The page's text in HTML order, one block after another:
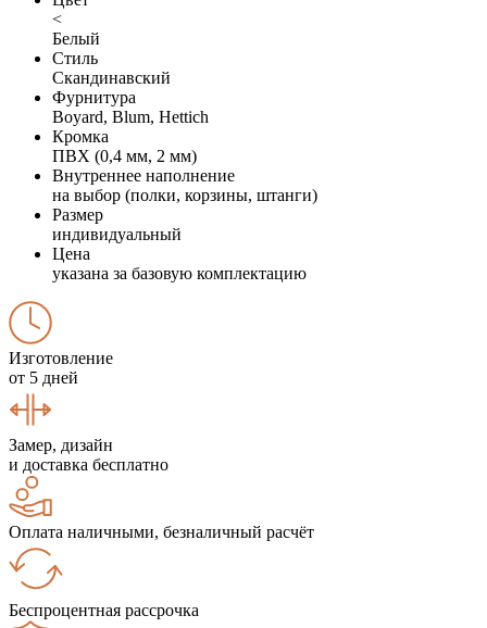
<
Белый
Стиль
Скандинавский
Фурнитура
Boyard, Blum, Hettich
Кромка
ПВХ (0,4 мм, 2 мм)
Внутреннее наполнение
на выбор (полки, корзины, штанги)
Размер
индивидуальный
Цена
указана за базовую комплектацию
Изготовление
от 5 дней
Замер, дизайн
и доставка бесплатно
Оплата наличными, безналичный расчёт
Беспроцентная рассрочка